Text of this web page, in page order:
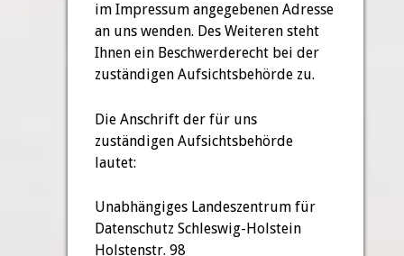
im Impressum angegebenen Adresse
an uns wenden. Des Weiteren steht
Ihnen ein Beschwerderecht bei der
zuständigen Aufsichtsbehörde zu.
Die Anschrift der für uns
zuständigen Aufsichtsbehörde
lautet:
Unabhängiges Landeszentrum für
Datenschutz Schleswig-Holstein
Holstenstr. 98